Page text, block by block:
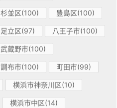
杉並区(100) 豊島区(100)
足立区(97) 八王子市(100)
武蔵野市(100)
調布市(100) 町田市(99)
横浜市神奈川区(10)
横浜市中区(14)